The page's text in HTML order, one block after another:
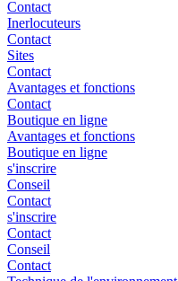
Contact
Inerlocuteurs
Contact
Sites
Contact
Avantages et fonctions
Contact
Boutique en ligne
Avantages et fonctions
Boutique en ligne
s'inscrire
Conseil
Contact
s'inscrire
Contact
Conseil
Contact